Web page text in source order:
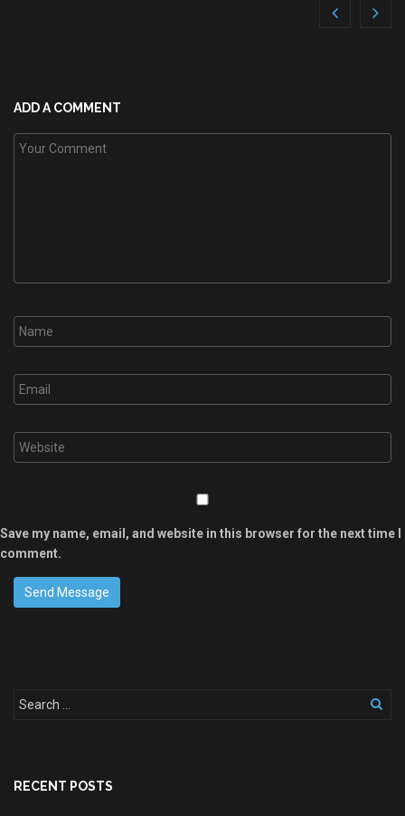
ADD A COMMENT
Save my name, email, and website in this browser for the next time I
comment.
RECENT POSTS